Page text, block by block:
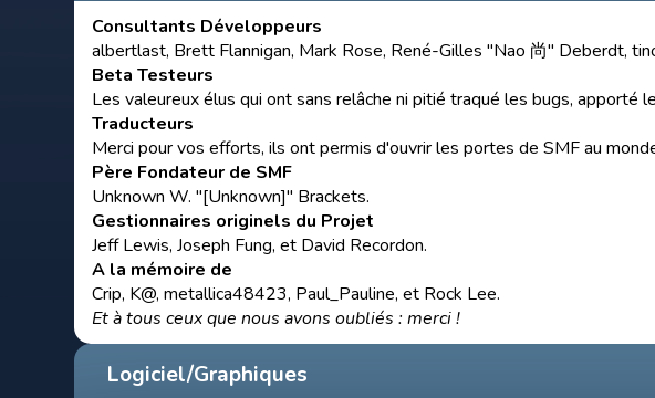
Consultants Développeurs
albertlast, Brett Flannigan, Mark Rose, René-Gilles "Nao 尚" Deberdt,
Beta Testeurs
Les valeureux élus qui ont sans relâche ni pitié traqué les bugs,
Traducteurs
Merci pour vos efforts, ils ont permis d'ouvrir les portes de SMF au
Père Fondateur de SMF
Unknown W. "[Unknown]" Brackets.
Gestionnaires originels du Projet
Jeff Lewis, Joseph Fung, et David Recordon.
A la mémoire de
Crip, K@, metallica48423, Paul_Pauline, et Rock Lee.
Et à tous ceux que nous avons oubliés : merci !
Logiciel/Graphiques